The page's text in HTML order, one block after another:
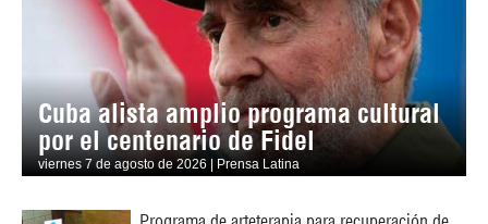
Cuba alista amplio programa cultural
por el centenario de Fidel
viernes 7 de agosto de 2026 | Prensa Latina